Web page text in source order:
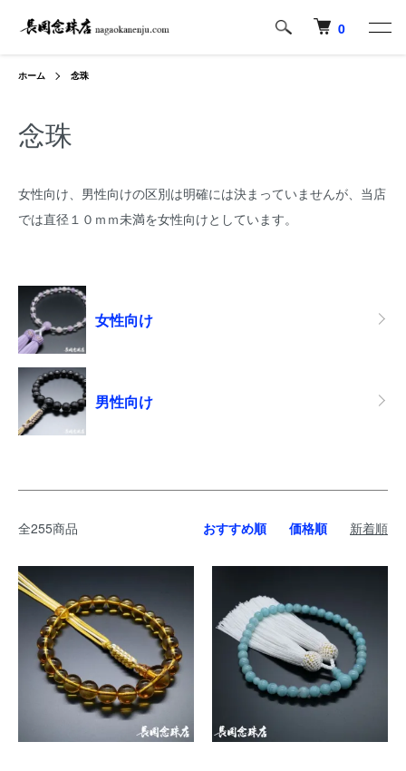
0
ホーム 念珠
念珠
女性向け、男性向けの区別は明確には決まっていませんが、当店
では直径１０ｍｍ未満を女性向けとしています。
カテゴリー一覧
女性向け
男性向け
全255商品 おすすめ順 価格順 新着順